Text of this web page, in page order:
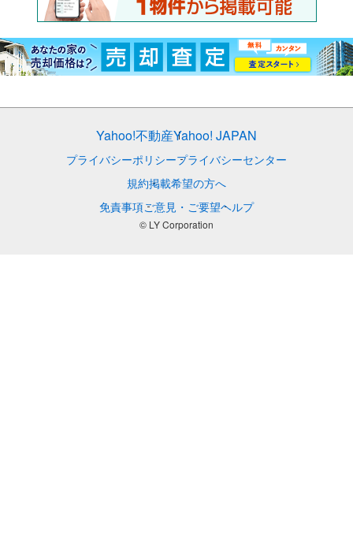
Yahoo!不動産Yahoo! JAPAN
プライバシーポリシープライバシーセンター
規約掲載希望の方へ
免責事項ご意見・ご要望ヘルプ
© LY Corporation